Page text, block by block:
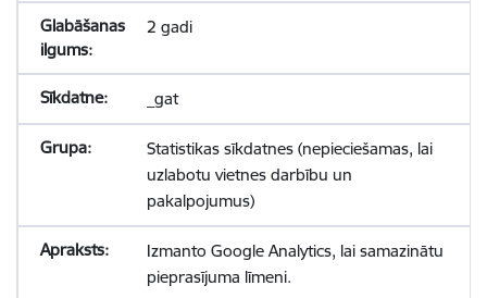
2 gadi
_gat
Statistikas sīkdatnes (nepieciešamas, lai
uzlabotu vietnes darbību un
pakalpojumus)
Izmanto Google Analytics, lai samazinātu
pieprasījuma līmeni.